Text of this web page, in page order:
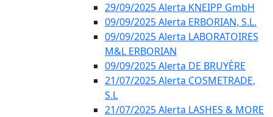
29/09/2025 Alerta KNEIPP GmbH
09/09/2025 Alerta ERBORIAN, S.L.
09/09/2025 Alerta LABORATOIRES
M&L ERBORIAN
09/09/2025 Alerta DE BRUYÈRE
21/07/2025 Alerta COSMETRADE,
S.L
21/07/2025 Alerta LASHES & MORE